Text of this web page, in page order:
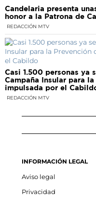
Candelaria presenta
honor a la Patrona de
REDACCIÓN MTV
Casi 1.500 personas ya
Campaña Insular para
impulsada por el
REDACCIÓN MTV
INFORMACIÓN LEGAL
Aviso legal
Privacidad